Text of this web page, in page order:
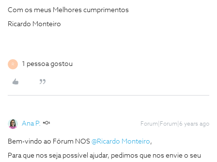
Com os meus Melhores cumprimentos
Ricardo Monteiro
R 1 pessoa gostou
Ana P. Forum|Forum|6 years ago
Bem-vindo ao Fórum NOS @Ricardo Monteiro,
Para que nos seja possível ajudar, pedimos que nos envie o seu